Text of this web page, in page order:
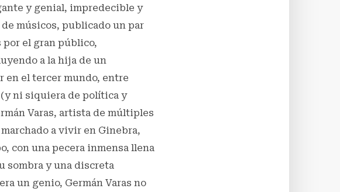
y genial, impredecible y
músicos, publicado un par
el gran público,
a la hija de un
en el tercer mundo, entre
ni siquiera de política y
Varas, artista de múltiples
a vivir en Ginebra,
con una pecera inmensa llena
sombra y una discreta
un genio, Germán Varas no